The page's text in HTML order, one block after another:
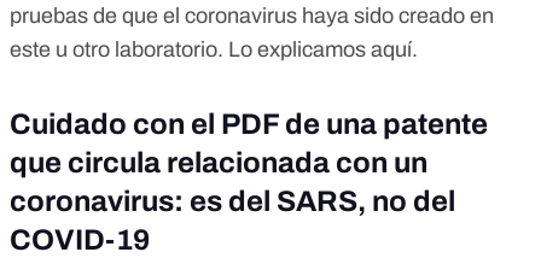
pruebas de que el coronavirus haya sido creado en
este u otro laboratorio. Lo explicamos aquí.
Cuidado con el PDF de una patente
que circula relacionada con un
coronavirus: es del SARS, no del
COVID-19